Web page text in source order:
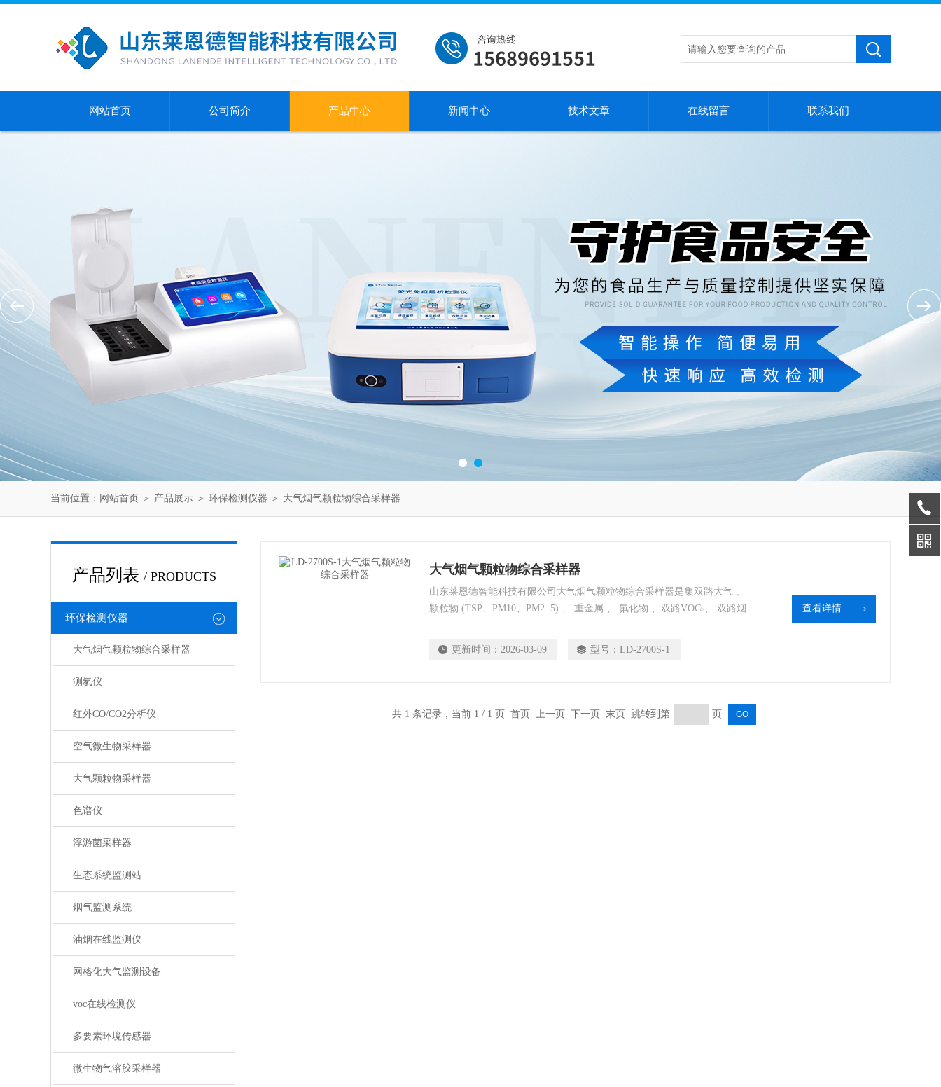
网站首页 公司简介 产品中心 新闻中心 技术文章 在线留言 联系我们
当前位置： 网站首页 ＞ 产品展示 ＞ 环保检测仪器 ＞ 大气烟气颗粒物综合采样器
产品列表 / PRODUCTS
环保检测仪器
大气烟气颗粒物综合采样器
测氡仪
红外CO/CO2分析仪
空气微生物采样器
大气颗粒物采样器
色谱仪
浮游菌采样器
生态系统监测站
烟气监测系统
油烟在线监测仪
网格化大气监测设备
voc在线检测仪
多要素环境传感器
微生物气溶胶采样器
大气烟气颗粒物综合采样器
山东莱恩德智能科技有限公司大气烟气颗粒物综合采样器是集双路大气 、
颗粒物 (TSP、PM10、PM2. 5) 、 重金属 、 氟化物 、双路VOCs、 双路烟
我公司针对环境空气及烟气中各种有毒有害气体 、 总悬浮颗粒物 (TSP)
更新时间： 2026-03-09 型号： LD-2700S-1
查看详情
共 1 条记录，当前 1 / 1 页 首页 上一页 下一页 末页 跳转到第 页